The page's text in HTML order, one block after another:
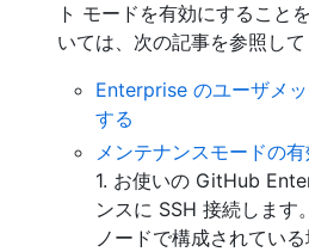
ト モードを有効にすること
いては、次の記事を参照して
Enterprise のユーザメ
する
メンテナンスモードの
1. お使いの GitHub
ンスに SSH 接続します
ノードで構成されてい